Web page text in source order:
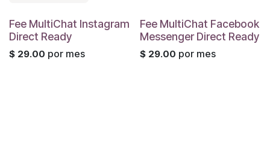
Fee MultiChat Instagram
Direct Ready
$ 29.00 por mes
Fee MultiChat Facebook
Messenger Direct Ready
$ 29.00 por mes